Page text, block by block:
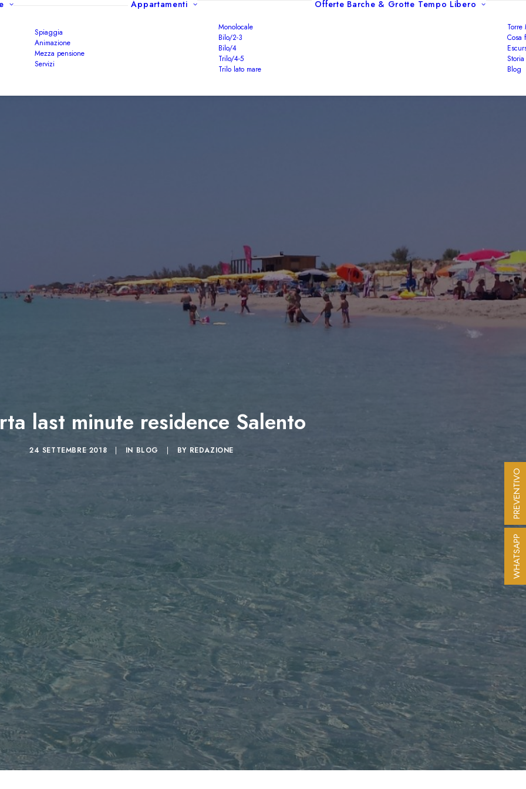
Spiaggia
Animazione
Mezza pensione
Servizi
Appartamenti
Monolocale
Bilo/2-3
Bilo/4
Trilo/4-5
Trilo lato mare
Offerte Barche & Grotte Tempo Libero
Torre
Cosa
Blog
last minute residence Salento
24 SETTEMBRE 2018 | IN BLOG | BY REDAZIONE
WHATSAPP
PREVENTIVO